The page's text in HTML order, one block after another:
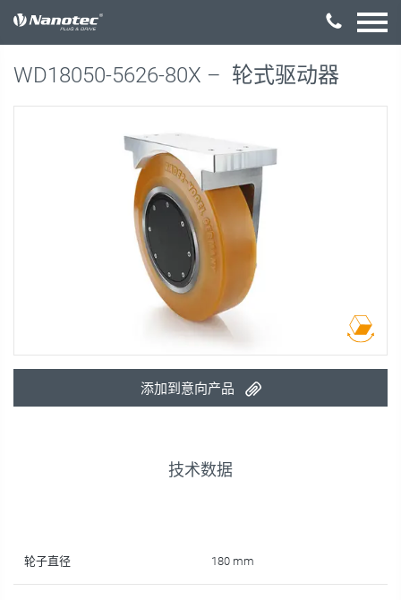
激活配置
WD18050-5626-80X – 轮式驱动器
添加到意向产品
技术数据
轮子直径 180 mm